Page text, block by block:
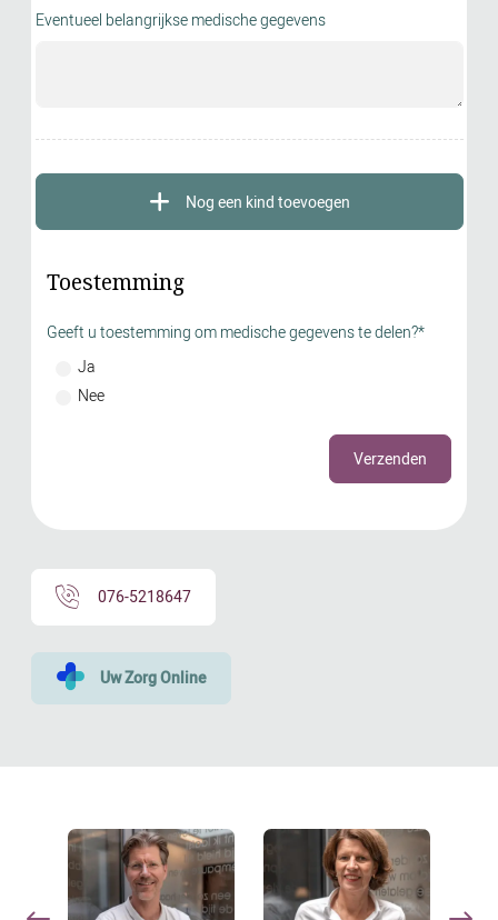
Eventueel belangrijkse medische gegevens
Nog een kind toevoegen
Toestemming
Geeft u toestemming om medische gegevens te delen?*
Ja
Nee
Verzenden
076-5218647
Uw Zorg Online